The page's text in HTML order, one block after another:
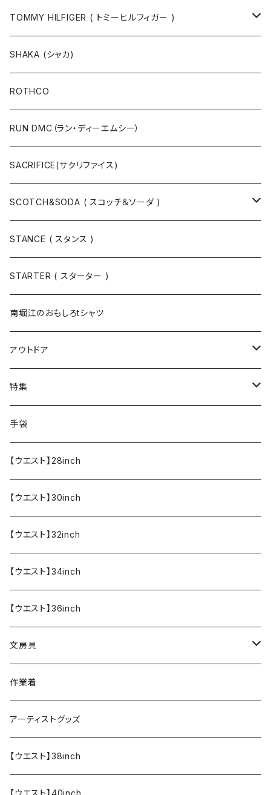
半袖Tシャツ
長袖Tシャツ
キャップ
ニットキャップ / ビーニー
ベルト / サスペンダー
シャツ
帽子
ニットキャップ / ビーニー
キャップ
マフラー / ストール
シューズ
ニット
スウェット
Tシャツ / カットソー
半袖
長袖
手袋
ソックス
Tシャツ・カットソー
TOMMY HILFIGER ( トミーヒルフィガー )
ジャケット
SHAKA (シャカ)
ROTHCO
RUN DMC（ラン・ディーエムシー）
SACRIFICE(サクリファイス)
SCOTCH&SODA ( スコッチ＆ソーダ )
トップス
ボトムス
アウター
STANCE ( スタンス )
STARTER ( スターター )
南堀江のおもしろtシャツ
アウトドア
寝具・寝袋・ブランケット
食器・調理器具
エプロン
特集
メール便送料無料★オリジナルT
半袖Tシャツ
OUTLET!!!!!
手袋
【ウエスト】28inch
【ウエスト】30inch
【ウエスト】32inch
【ウエスト】34inch
【ウエスト】36inch
文房具
ペンケース
作業着
アーティストグッズ
【ウエスト】38inch
【ウエスト】40inch